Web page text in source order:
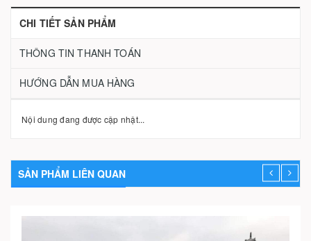
CHI TIẾT SẢN PHẨM
THÔNG TIN THANH TOÁN
HƯỚNG DẪN MUA HÀNG
Nội dung đang được cập nhật...
SẢN PHẨM LIÊN QUAN